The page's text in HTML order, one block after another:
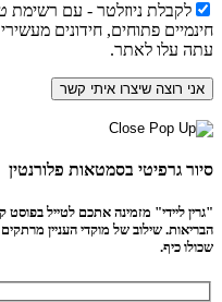
לקבלת ניוזלטר - עם רשימת
חינמיים פתוחים, חידונים
עתה עלו לאתר.
סיור גרפיטי בסמטאות פלורנטין
"גרין ליידי" מזמינה אתכם לטייל
הבריאות. שילוב של מוקדי העניין
שכולו כיף.